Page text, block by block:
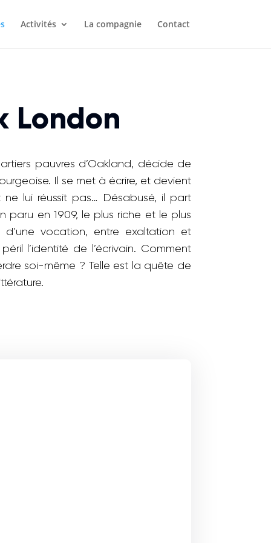
Activités La compagnie Contact
London
pauvres d’Oakland, décide de
Il se met à écrire, et devient
ne lui réussit pas… Désabusé, il part
paru en 1909, le plus riche et le plus
vocation, entre exaltation et
l’identité de l’écrivain. Comment
soi-même ? Telle est la quête de